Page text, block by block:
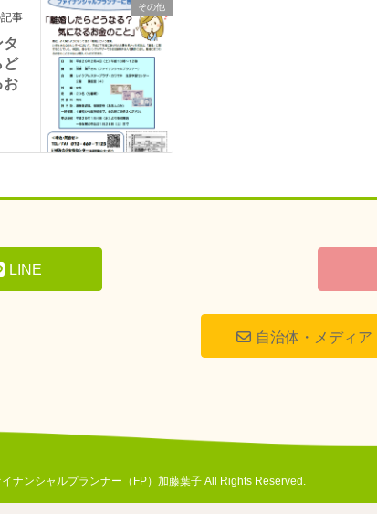
その他
事
ど
お
LINE
自治体・メディ
ナンシャルプランナー（FP）加藤葉子 All Rights Reserved.